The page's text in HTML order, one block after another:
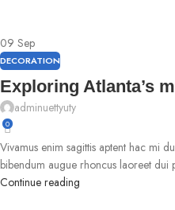
09 Sep
DECORATION
Exploring Atlanta’s
adminuettyuty
0
Vivamus enim sagittis aptent hac mi
bibendum augue rhoncus laoreet dui
Continue reading